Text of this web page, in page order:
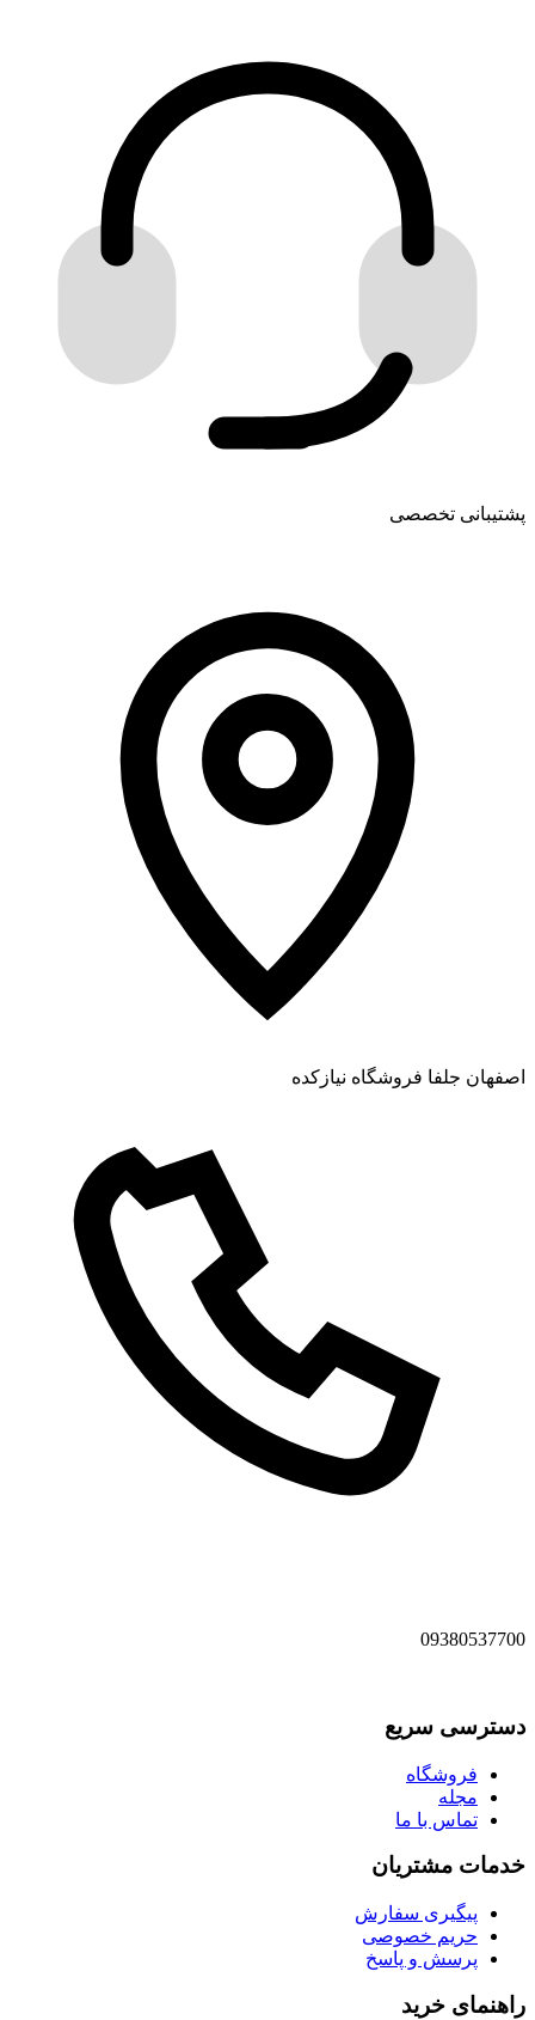
پشتیبانی تخصصی
اصفهان جلفا فروشگاه نیازکده
09380537700
دسترسی سریع
فروشگاه
مجله
تماس با ما
خدمات مشتریان
پیگیری سفارش
حریم خصوصی
پرسش و پاسخ
راهنمای خرید